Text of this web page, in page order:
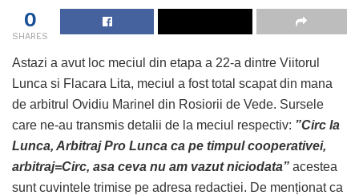
0
SHARES
Astazi a avut loc meciul din etapa a 22-a dintre Viitorul
Lunca si Flacara Lita, meciul a fost total scapat din mana
de arbitrul Ovidiu Marinel din Rosiorii de Vede. Sursele
care ne-au transmis detalii de la meciul respectiv: ”Circ la
Lunca, Arbitraj Pro Lunca ca pe timpul cooperativei,
arbitraj=Circ, asa ceva nu am vazut niciodata” acestea
sunt cuvintele trimise pe adresa redactiei. De menționat ca